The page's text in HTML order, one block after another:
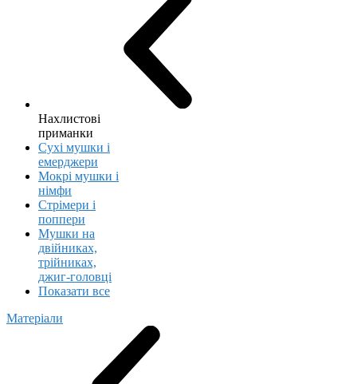
Нахлистові
приманки
Сухі мушки і
емерджери
Мокрі мушки і
німфи
Стрімери і
поппери
Мушки на
двійниках,
трійниках,
джиг-головці
Показати все
Матеріали